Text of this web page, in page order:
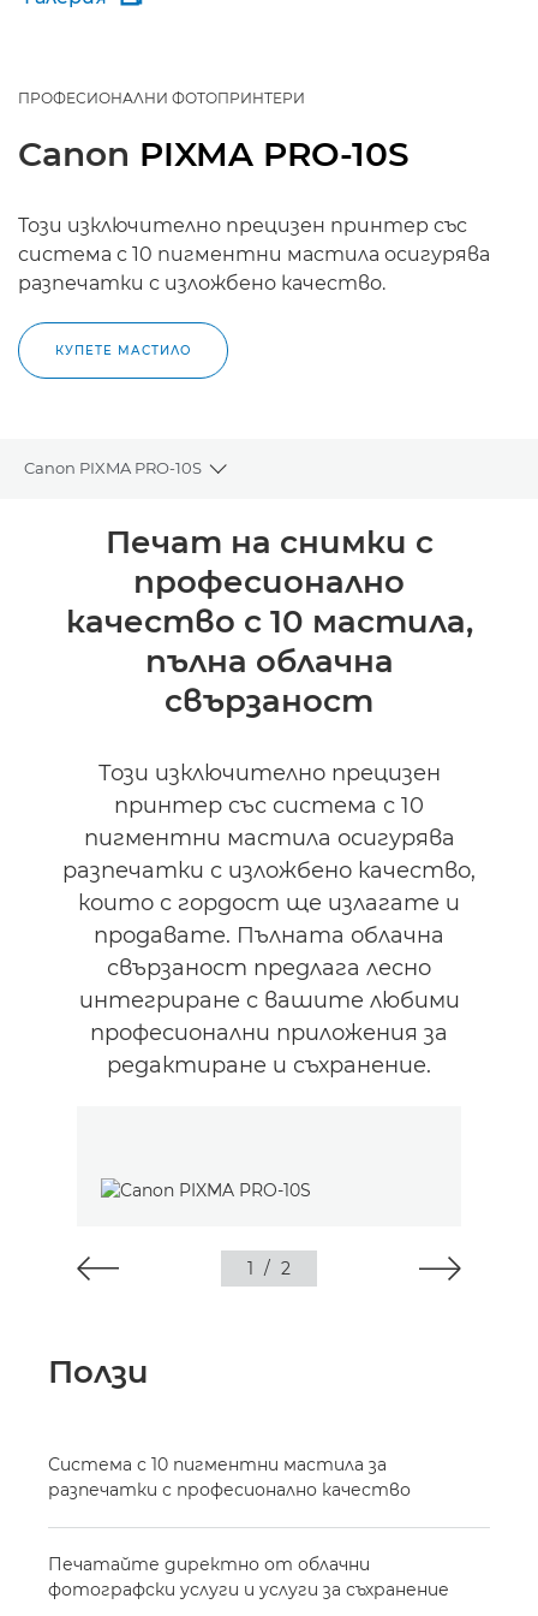
ПРОФЕСИОНАЛНИ ФОТОПРИНТЕРИ
Canon PIXMA PRO-10S
Този изключително прецизен принтер със
система с 10 пигментни мастила осигурява
разпечатки с изложбено качество.
КУПЕТЕ МАСТИЛО
Canon PIXMA PRO-10S
Toggle breadcrumbs
Спецификации
Печат на снимки с
професионално
качество с 10 мастила,
пълна облачна
свързаност
Този изключително прецизен
принтер със система с 10
пигментни мастила осигурява
разпечатки с изложбено качество,
които с гордост ще излагате и
продавате. Пълната облачна
свързаност предлага лесно
интегриране с вашите любими
професионални приложения за
редактиране и съхранение.
1 / 2
Ползи
Система с 10 пигментни мастила за
разпечатки с професионално качество
Печатайте директно от облачни
фотографски услуги и услуги за съхранение